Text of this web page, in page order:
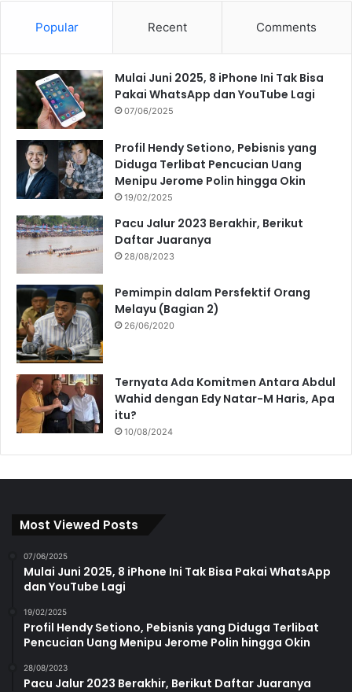
Popular Recent Comments
Mulai Juni 2025, 8 iPhone Ini Tak Bisa
Pakai WhatsApp dan YouTube Lagi
07/06/2025
Profil Hendy Setiono, Pebisnis yang
Diduga Terlibat Pencucian Uang
Menipu Jerome Polin hingga Okin
19/02/2025
Pacu Jalur 2023 Berakhir, Berikut
Daftar Juaranya
28/08/2023
Pemimpin dalam Persfektif Orang
Melayu (Bagian 2)
26/06/2020
Ternyata Ada Komitmen Antara Abdul
Wahid dengan Edy Natar-M Haris, Apa
itu?
10/08/2024
Most Viewed Posts
07/06/2025
Mulai Juni 2025, 8 iPhone Ini Tak Bisa Pakai WhatsApp
dan YouTube Lagi
19/02/2025
Profil Hendy Setiono, Pebisnis yang Diduga Terlibat
Pencucian Uang Menipu Jerome Polin hingga Okin
28/08/2023
Pacu Jalur 2023 Berakhir, Berikut Daftar Juaranya